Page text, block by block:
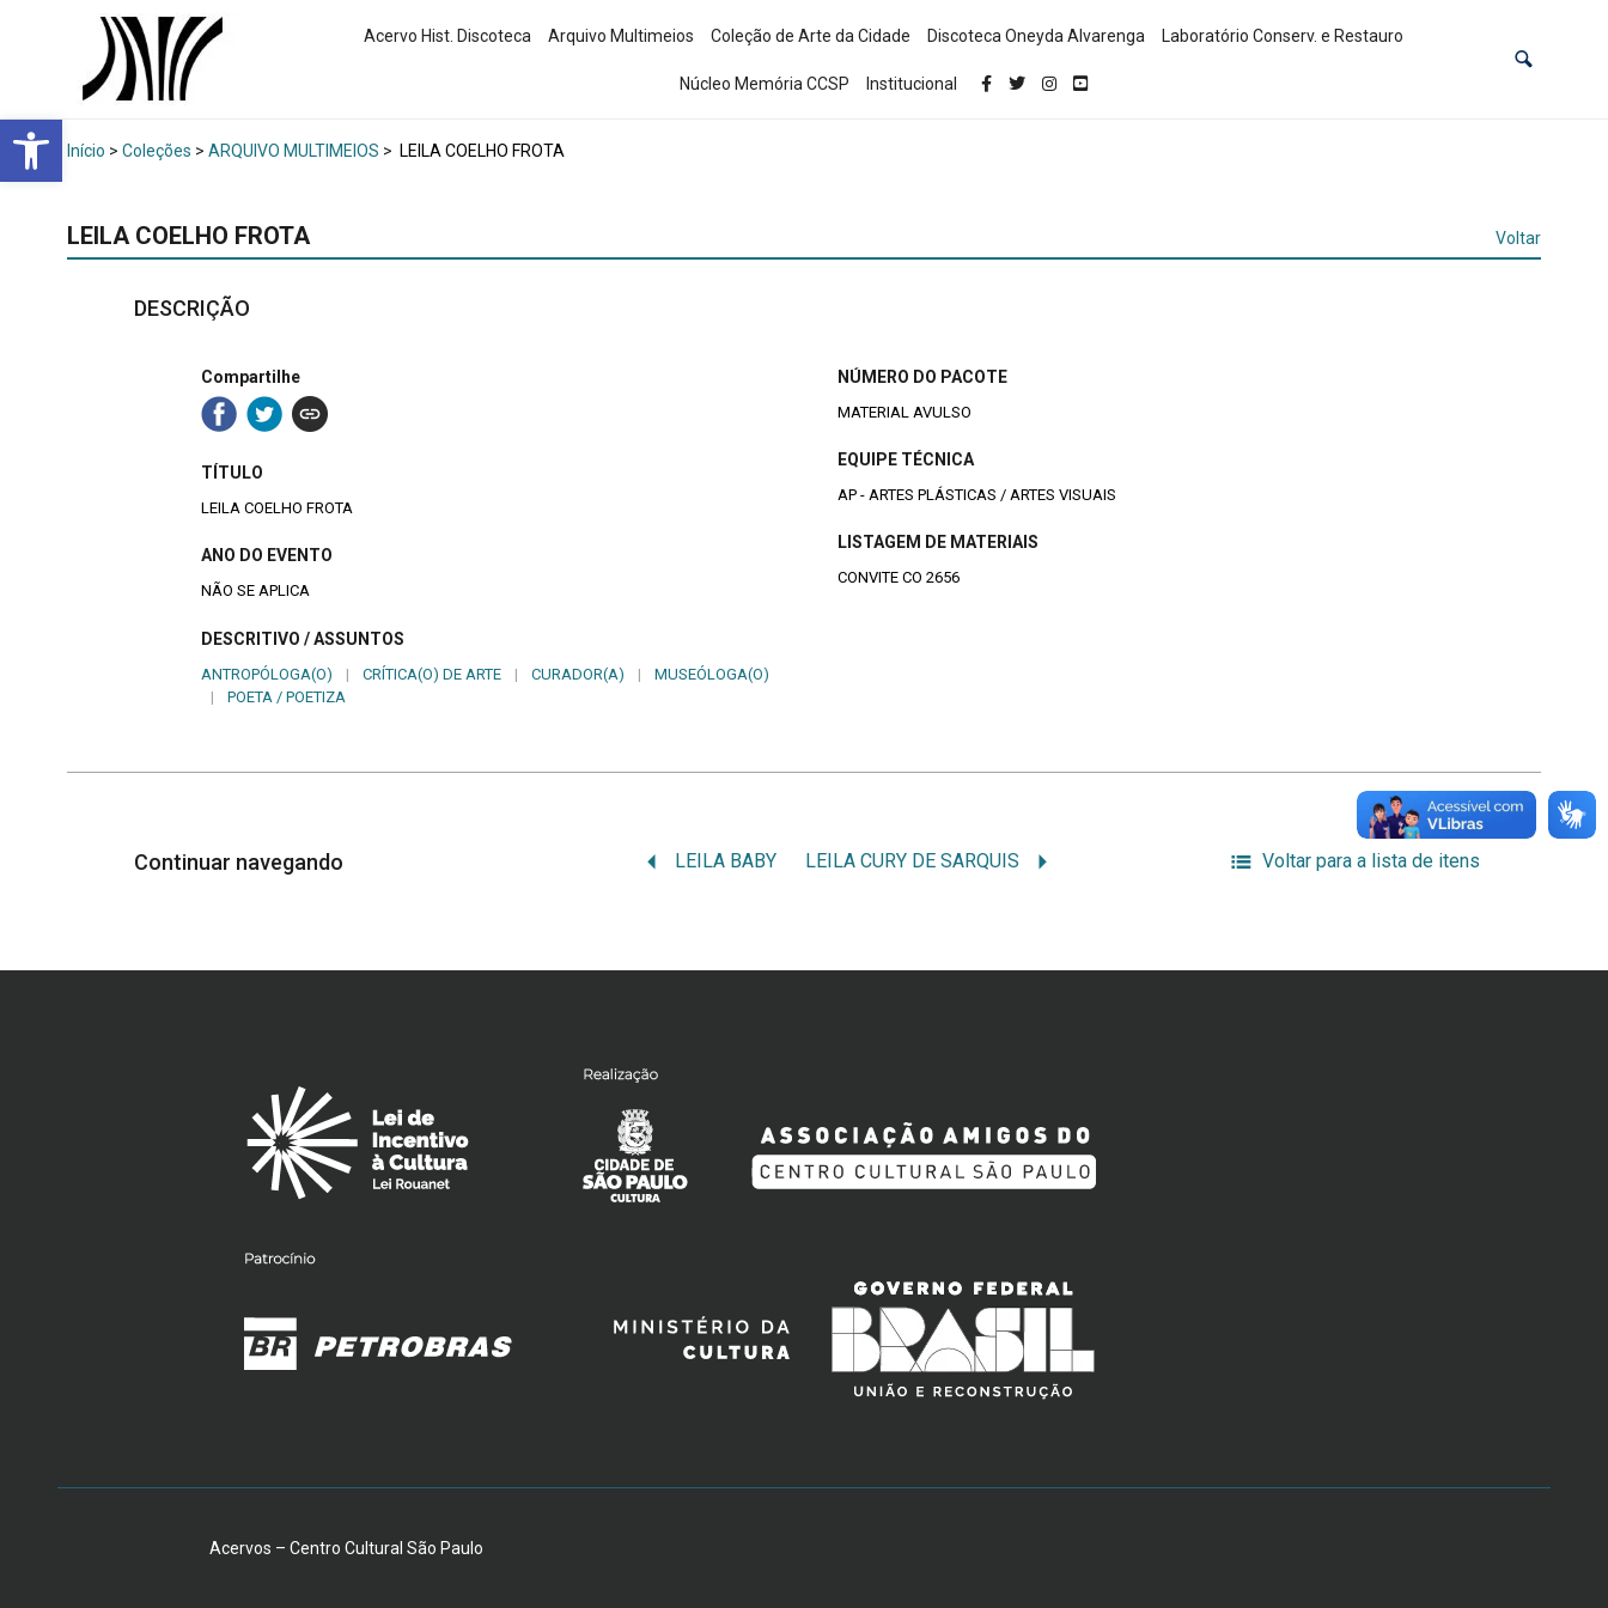
Abrir a barra de ferramentas
Acervo Hist. Discoteca Arquivo Multimeios Coleção de Arte da Cidade Discoteca Oneyda Alvarenga Laboratório Conserv. e Restauro
Núcleo Memória CCSP Institucional
Início > Coleções > ARQUIVO MULTIMEIOS > LEILA COELHO FROTA
LEILA COELHO FROTA Voltar
DESCRIÇÃO
Compartilhe
TÍTULO
LEILA COELHO FROTA
ANO DO EVENTO
NÃO SE APLICA
DESCRITIVO / ASSUNTOS
ANTROPÓLOGA(O) | CRÍTICA(O) DE ARTE | CURADOR(A) |
MUSEÓLOGA(O)
|
POETA / POETIZA
NÚMERO DO PACOTE
MATERIAL AVULSO
EQUIPE TÉCNICA
AP - ARTES PLÁSTICAS / ARTES VISUAIS
LISTAGEM DE MATERIAIS
CONVITE CO 2656
Continuar navegando LEILA BABY LEILA CURY DE SARQUIS Voltar para a lista de itens
Acervos – Centro Cultural São Paulo